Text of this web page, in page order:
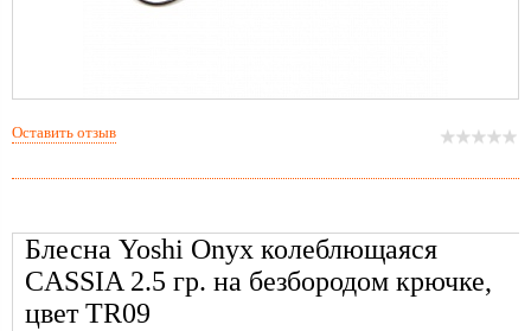
Блесна Yoshi Onyx колеблющаяся
CASSIA 2.5 гр. на безбородом крючке,
цвет TR09
Оставить отзыв